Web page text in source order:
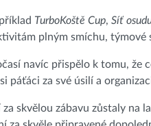
TurboKoště Cup,Síť
plným smíchu, týmové
navíc přispělo k tomu, že
páťáci za své úsilí a
za skvělou zábavu zůstaly na